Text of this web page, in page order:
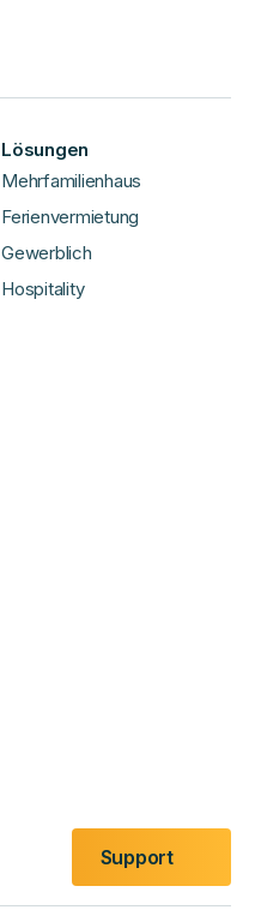
Lösungen
Mehrfamilienhaus
Ferienvermietung
Gewerblich
Hospitality
Support